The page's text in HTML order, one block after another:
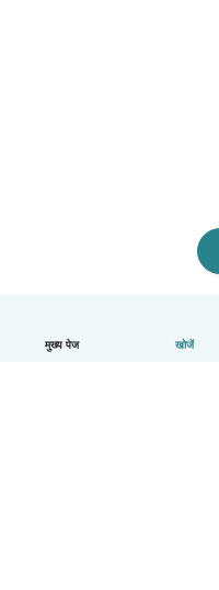
मुख्य पेज खोजें